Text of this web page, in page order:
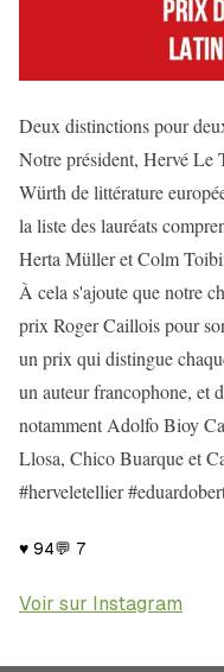
Deux distinctions pour
Notre président, Hervé Le
Würth de littérature
la liste des lauréats
Herta Müller et Colm
À cela s'ajoute que notre
prix Roger Caillois pour
un prix qui distingue
un auteur francophone, et
notamment Adolfo Bioy
Llosa, Chico Buarque et
#herveletellier
♥ 94💬 7
Voir sur Instagram